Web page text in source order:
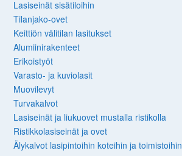
Lasiseinät sisätiloihin
Tilanjako-ovet
Keittiön välitilan lasitukset
Alumiinirakenteet
Erikoistyöt
Varasto- ja kuviolasit
Muovilevyt
Turvakalvot
Lasiseinät ja liukuovet mustalla ristikolla
Ristikkolasiseinät ja ovet
Älykalvot lasipintoihin koteihin ja toimistoihin